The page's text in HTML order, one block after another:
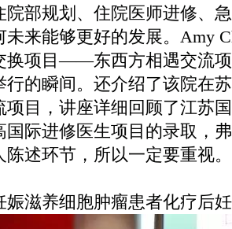
院部规划、住院医师进修、
未来能够更好的发展。Amy
换项目——东西方相遇交流
行的瞬间。还介绍了该院在
项目，讲座详细回顾了江苏
国际进修医生项目的录取，
述环节，所以一定要重视。
娠滋养细胞肿瘤患者化疗后